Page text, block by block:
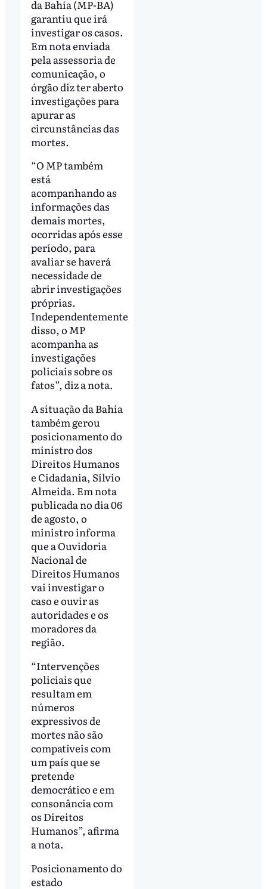
da Bahia (MP-BA)
garantiu que irá
investigar os casos.
Em nota enviada
pela assessoria de
comunicação, o
órgão diz ter aberto
investigações para
apurar as
circunstâncias das
mortes.
“O MP também
está
acompanhando as
informações das
demais mortes,
ocorridas após esse
período, para
avaliar se haverá
necessidade de
abrir investigações
próprias.
Independentemente
disso, o MP
acompanha as
investigações
policiais sobre os
fatos”, diz a nota.
A situação da Bahia
também gerou
posicionamento do
ministro dos
Direitos Humanos
e Cidadania, Sílvio
Almeida. Em nota
publicada no dia 06
de agosto, o
ministro informa
que a Ouvidoria
Nacional de
Direitos Humanos
vai investigar o
caso e ouvir as
autoridades e os
moradores da
região.
“Intervenções
policiais que
resultam em
números
expressivos de
mortes não são
compatíveis com
um país que se
pretende
democrático e em
consonância com
os Direitos
Humanos”, afirma
a nota.
Posicionamento do
estado